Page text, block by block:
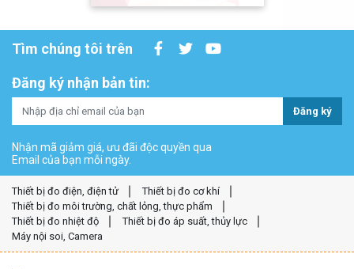
Tìm chúng tôi trên
Đăng ký nhận bản tin:
Đăng ký
Nhận mã giảm giá, ưu đãi độc quyền qua
Email của bạn mỗi ngày.
Thiết bị đo điện, điện tử
Thiết bị đo cơ khí
Thiết bị đo môi trường, chất lỏng, thực phẩm
Thiết bị đo nhiệt độ
Thiết bị đo áp suất, thủy lực
Máy nội soi, Camera